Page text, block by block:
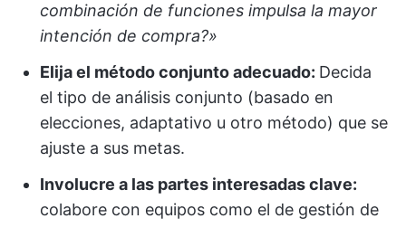
combinación de funciones impulsa la mayor
intención de compra?»
Elija el método conjunto adecuado: Decida
el tipo de análisis conjunto (basado en
elecciones, adaptativo u otro método) que se
ajuste a sus metas.
Involucre a las partes interesadas clave:
colabore con equipos como el de gestión de